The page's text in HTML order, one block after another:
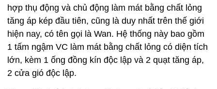
hợp thụ động và chủ động làm mát bằng chất lỏng
tăng áp kép đầu tiên, cũng là duy nhất trên thế giới
hiện nay, có tên gọi là Wan. Hệ thống này bao gồm
1 tấm ngậm VC làm mát bằng chất lỏng có diện tích
lớn, kèm 1 ống đồng kín độc lập và 2 quạt tăng áp,
2 cửa gió độc lập.